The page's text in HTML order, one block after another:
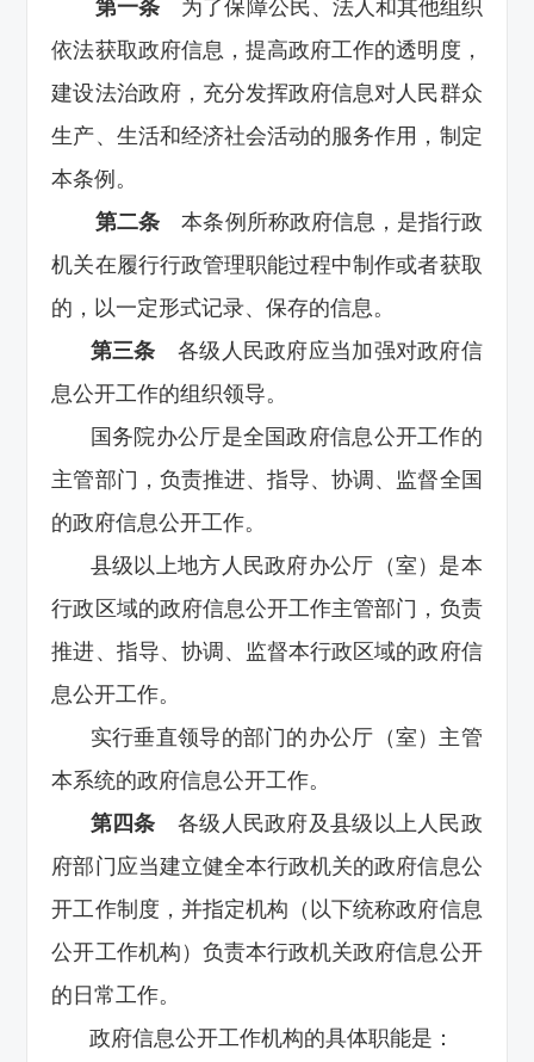
第一条 为了保障公民、法人和其他组织
依法获取政府信息，提高政府工作的透明度，
建设法治政府，充分发挥政府信息对人民群众
生产、生活和经济社会活动的服务作用，制定
本条例。
第二条本条例所称政府信息，是指行政
机关在履行行政管理职能过程中制作或者获取
的，以一定形式记录、保存的信息。
第三条 各级人民政府应当加强对政府信
息公开工作的组织领导。
国务院办公厅是全国政府信息公开工作的
主管部门，负责推进、指导、协调、监督全国
的政府信息公开工作。
县级以上地方人民政府办公厅（室）是本
行政区域的政府信息公开工作主管部门，负责
推进、指导、协调、监督本行政区域的政府信
息公开工作。
实行垂直领导的部门的办公厅（室）主管
本系统的政府信息公开工作。
第四条 各级人民政府及县级以上人民政
府部门应当建立健全本行政机关的政府信息公
开工作制度，并指定机构（以下统称政府信息
公开工作机构）负责本行政机关政府信息公开
的日常工作。
政府信息公开工作机构的具体职能是：